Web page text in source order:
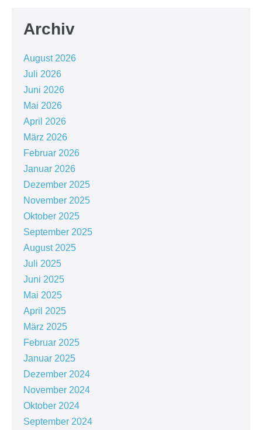
Archiv
August 2026
Juli 2026
Juni 2026
Mai 2026
April 2026
März 2026
Februar 2026
Januar 2026
Dezember 2025
November 2025
Oktober 2025
September 2025
August 2025
Juli 2025
Juni 2025
Mai 2025
April 2025
März 2025
Februar 2025
Januar 2025
Dezember 2024
November 2024
Oktober 2024
September 2024